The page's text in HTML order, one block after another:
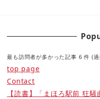
最も訪問者が多かった記事 6 件 (
top page
Contact
【読書】「まほろ駅前 狂